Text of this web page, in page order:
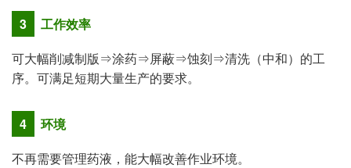
3
工作效率
可大幅削减制版⇒涂药⇒屏蔽⇒蚀刻⇒清洗（中和）的工
序。可满足短期大量生产的要求。
4
环境
不再需要管理药液，能大幅改善作业环境。